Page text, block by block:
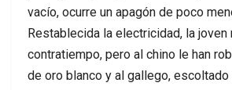
vacío, ocurre un apagón de poco
Restablecida la electricidad, la joven
contratiempo, pero al chino le han
de oro blanco y al gallego, escoltado